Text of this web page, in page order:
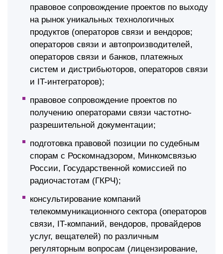
правовое сопровождение проектов по выходу
на рынок уникальных технологичных
продуктов (операторов связи и вендоров;
операторов связи и автопроизводителей,
операторов связи и банков, платежных
систем и дистрибьюторов, операторов связи
и IT-интеграторов);
правовое сопровождение проектов по
получению операторами связи частотно-
разрешительной документации;
подготовка правовой позиции по судебным
спорам с Роскомнадзором, Минкомсвязью
России, Государственной комиссией по
радиочастотам (ГКРЧ);
консультирование компаний
телекоммуникационного сектора (операторов
связи, IT-компаний, вендоров, провайдеров
услуг, вещателей) по различным
регуляторным вопросам (лицензирование,